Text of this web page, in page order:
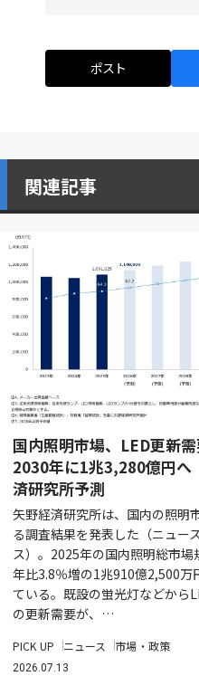
ポスト
関連記事
国内照明市場、LED更新
2030年に1兆3,280億円
済研究所予測
矢野経済研究所は、国内の照明
る調査結果を発表した（ニュー
ス）。2025年の国内照明総市場
年比3.8％増の1兆910億2,500万
ている。既設の蛍光灯などから
の更新需要が、…
PICK UP ニュース 市場・政策
2026.07.13